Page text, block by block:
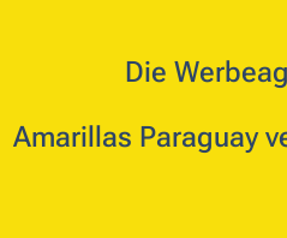
Die
Amarillas Paraguay